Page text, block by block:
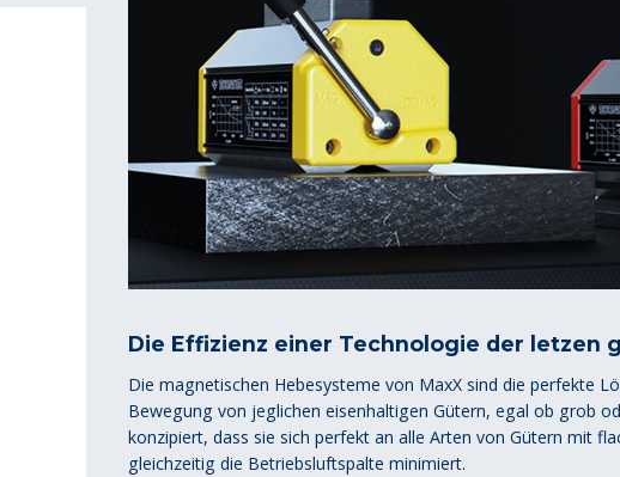
Die Effizienz einer Technologie der letzen
Die magnetischen Hebesysteme von MaxX sind die perfekte
Bewegung von jeglichen eisenhaltigen Gütern, egal ob grob
konzipiert, dass sie sich perfekt an alle Arten von Gütern mit
gleichzeitig die Betriebsluftspalte minimiert.